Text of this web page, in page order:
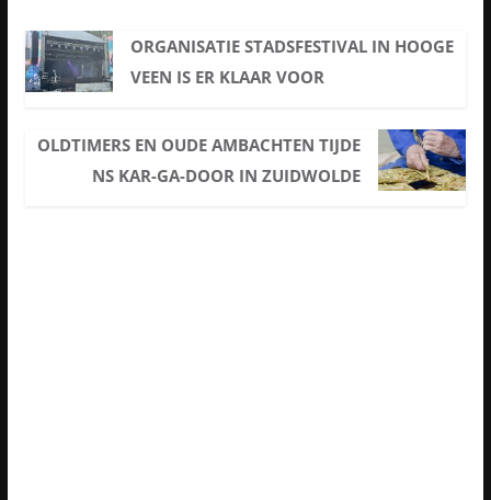
ORGANISATIE STADSFESTIVAL IN HOOGE
VEEN IS ER KLAAR VOOR
OLDTIMERS EN OUDE AMBACHTEN TIJDE
NS KAR-GA-DOOR IN ZUIDWOLDE